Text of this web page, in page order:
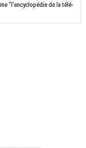
"l'encyclopédie de la télé-